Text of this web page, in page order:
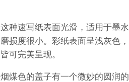
艺术画布
如何安装ICC文件
较早型号的打印机
联系我们
FineArt 相册 & QT Albums
内姆勒FineArt喷墨亚麻布相册
QT Albums x Hahnemühle
保护及认证
哈内姆勒艺术家系列美术纸
这种速写纸表面光滑，适用于墨
磨损度很小。彩纸表面呈浅灰色
皆可完美呈现。
烟煤色的盖子有一个微妙的圆润